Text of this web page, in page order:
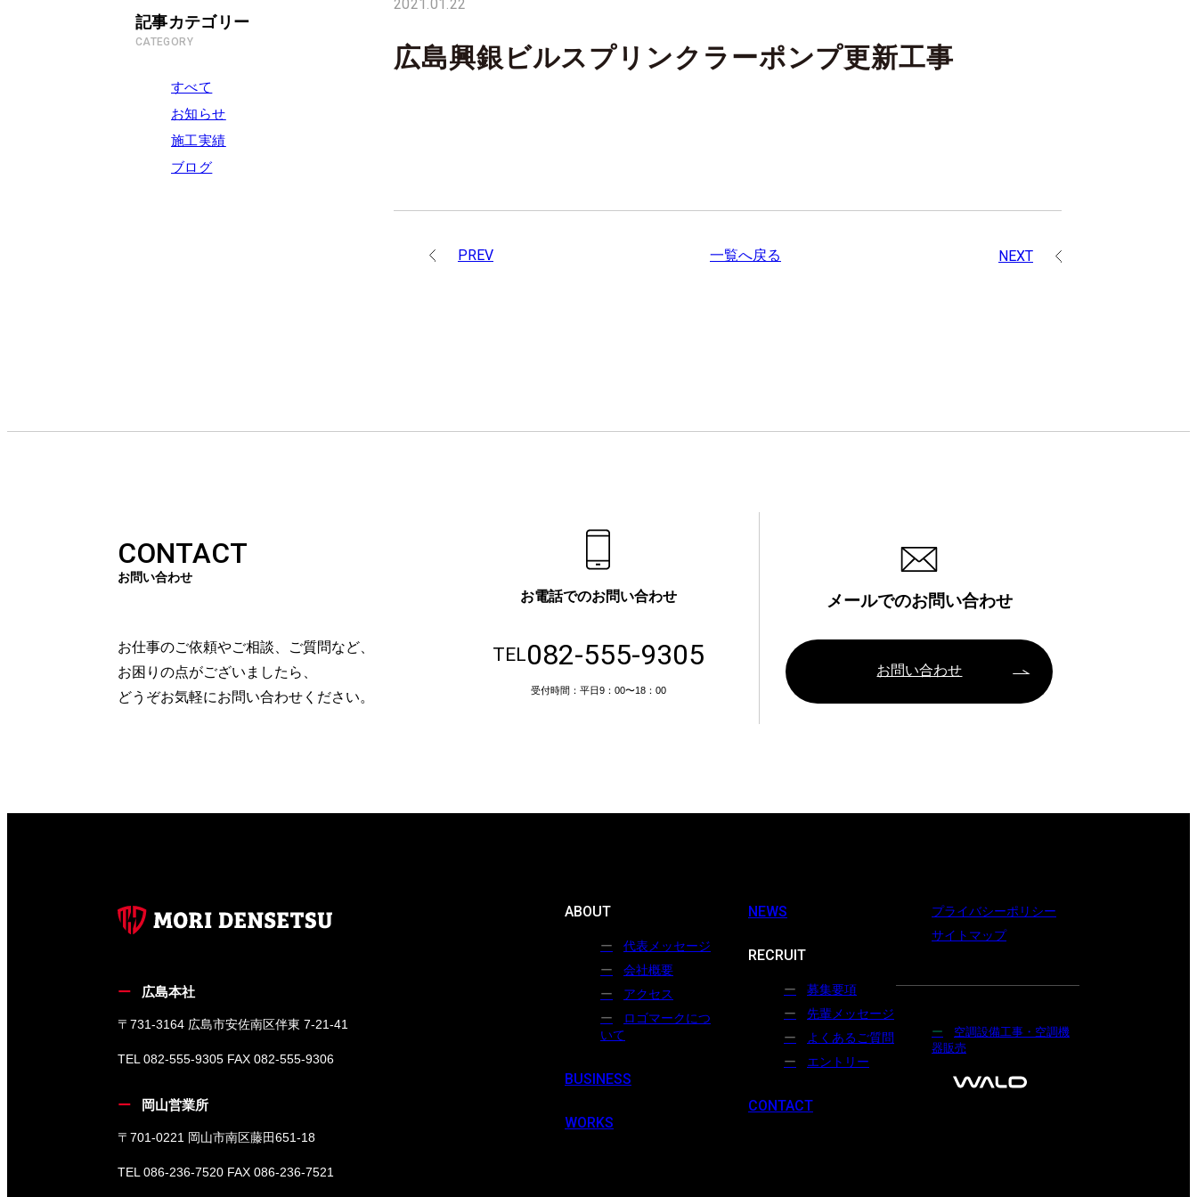
記事カテゴリー
CATEGORY
すべて
お知らせ
施工実績
ブログ
2021.01.22
広島興銀ビルスプリンクラーポンプ更新工事
PREV 一覧へ戻る NEXT
CONTACT
お問い合わせ
お仕事のご依頼やご相談、ご質問など、
お困りの点がございましたら、
どうぞお気軽にお問い合わせください。
お電話でのお問い合わせ
TEL082-555-9305
受付時間：平日9：00〜18：00
メールでのお問い合わせ
お問い合わせ
広島本社
〒731-3164 広島市安佐南区伴東 7-21-41
TEL 082-555-9305 FAX 082-555-9306
岡山営業所
〒701-0221 岡山市南区藤田651-18
TEL 086-236-7520 FAX 086-236-7521
ABOUT
代表メッセージ
会社概要
アクセス
ロゴマークにつ
いて
BUSINESS
WORKS
NEWS
RECRUIT
募集要項
先輩メッセージ
よくあるご質問
エントリー
CONTACT
プライバシーポリシー
サイトマップ
空調設備工事・空調機
器販売